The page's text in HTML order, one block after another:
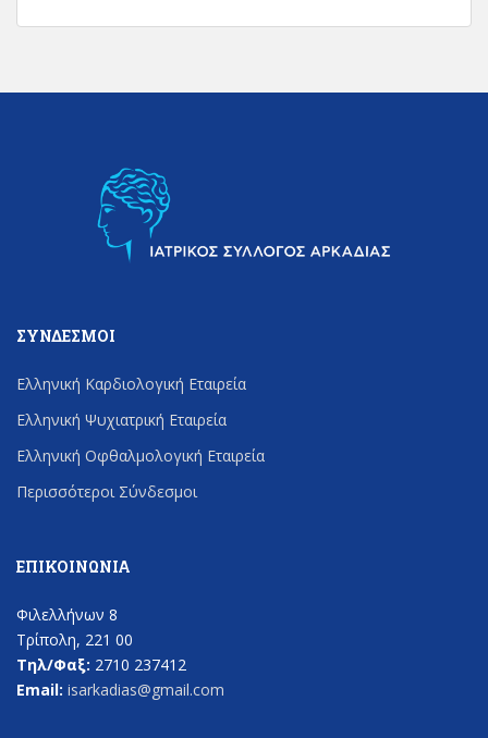
ΣΎΝΔΕΣΜΟΙ
Ελληνική Καρδιολογική Εταιρεία
Ελληνική Ψυχιατρική Εταιρεία
Ελληνική Οφθαλμολογική Εταιρεία
Περισσότεροι Σύνδεσμοι
ΕΠΙΚΟΙΝΩΝΊΑ
Φιλελλήνων 8
Τρίπολη, 221 00
Τηλ/Φαξ: 2710 237412
Email: isarkadias@gmail.com